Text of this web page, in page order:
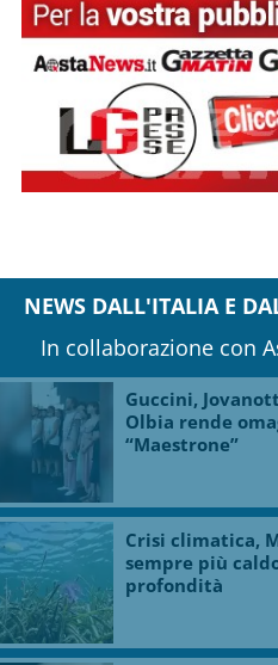
NEWS DALL'ITALIA E
In collaborazione con
Guccini,
Olbia rende
“Maestrone”
Crisi climatica,
sempre più
profondità